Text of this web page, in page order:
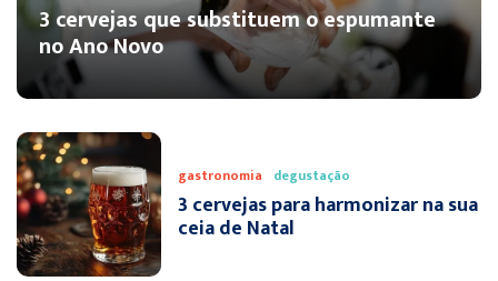
3 cervejas que substituem o espumante
no Ano Novo
gastronomia degustação
3 cervejas para harmonizar na sua
ceia de Natal